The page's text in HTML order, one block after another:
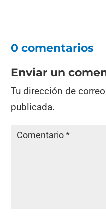
0 comentarios
Enviar un
Tu dirección de
publicada.